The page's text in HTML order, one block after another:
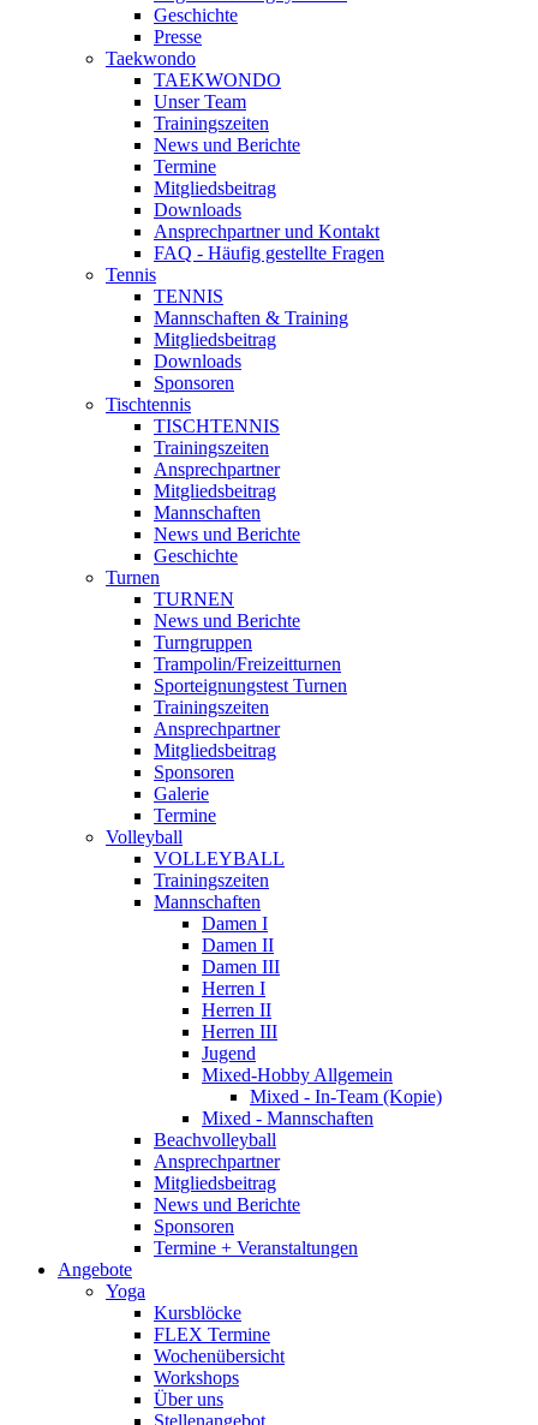
Geschichte
Presse
Taekwondo
TAEKWONDO
Unser Team
Trainingszeiten
News und Berichte
Termine
Mitgliedsbeitrag
Downloads
Ansprechpartner und Kontakt
FAQ - Häufig gestellte Fragen
Tennis
TENNIS
Mannschaften & Training
Mitgliedsbeitrag
Downloads
Sponsoren
Tischtennis
TISCHTENNIS
Trainingszeiten
Ansprechpartner
Mitgliedsbeitrag
Mannschaften
News und Berichte
Geschichte
Turnen
TURNEN
News und Berichte
Turngruppen
Trampolin/Freizeitturnen
Sporteignungstest Turnen
Trainingszeiten
Ansprechpartner
Mitgliedsbeitrag
Sponsoren
Galerie
Termine
Volleyball
VOLLEYBALL
Trainingszeiten
Mannschaften
Damen I
Damen II
Damen III
Herren I
Herren II
Herren III
Jugend
Mixed-Hobby Allgemein
Mixed - In-Team (Kopie)
Mixed - Mannschaften
Beachvolleyball
Ansprechpartner
Mitgliedsbeitrag
News und Berichte
Sponsoren
Termine + Veranstaltungen
Angebote
Yoga
Kursblöcke
FLEX Termine
Wochenübersicht
Workshops
Über uns
Stellenangebot